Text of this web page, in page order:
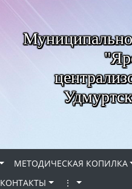
МЕТОДИЧЕСКАЯ КОПИЛКА
КОНТАКТЫ ⋮